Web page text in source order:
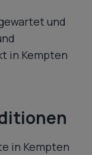
und
in Kempten
in Kempten